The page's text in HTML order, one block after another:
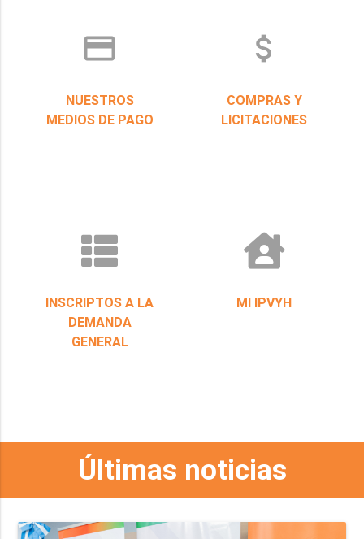
credit_card
NUESTROS
MEDIOS DE PAGO
attach_money
COMPRAS Y
LICITACIONES
INSCRIPTOS A LA
DEMANDA
GENERAL
MI IPVYH
Últimas noticias